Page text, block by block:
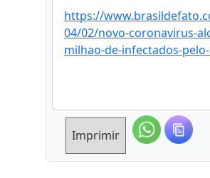
https://
04/02/novo-coronavirus-
milhao-de-infectados-
Imprimir